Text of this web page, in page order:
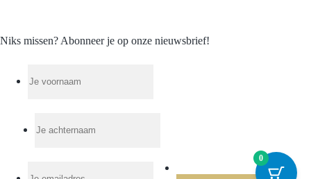
Niks missen? Abonneer je op onze nieuwsbrief!
0